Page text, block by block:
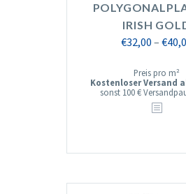
IRISH
€32,00 – €
Preis pro m²
Kostenloser Versand
sonst 100 €